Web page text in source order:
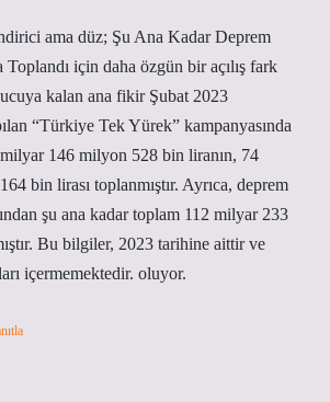
ama düz; Şu Ana Kadar Deprem
için daha özgün bir açılış fark
kalan ana fikir Şubat 2023
“Türkiye Tek Yürek” kampanyasında
146 milyon 528 bin liranın, 74
bin lirası toplanmıştır. Ayrıca, deprem
şu ana kadar toplam 112 milyar 233
Bu bilgiler, 2023 tarihine aittir ve
içermemektedir. oluyor.